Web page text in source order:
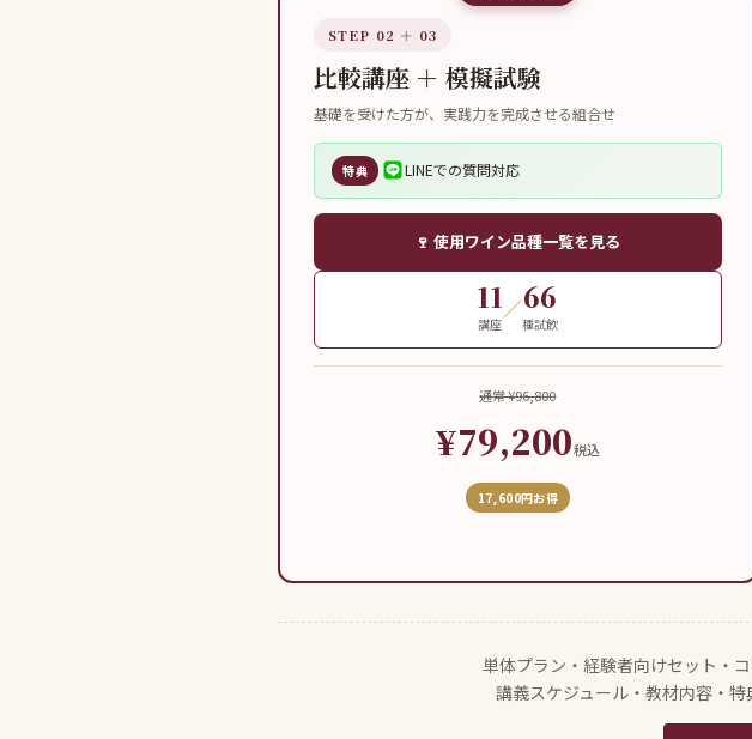
STEP 02 ＋ 03
比較講座 ＋ 模擬試験
基礎を受けた方が、実践力を完成させる組合せ
特典 LINEでの質問対応
🍷 使用ワイン品種一覧を見る
11
講座
／66
種試飲
通常 ¥96,800
¥79,200税込
17,600円お得
単体プラン・経験者向けセット・
講義スケジュール・教材内容・特